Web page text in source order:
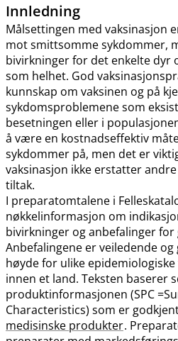
Innledning
Målsettingen med vaksinasjon
mot smittsomme sykdommer,
bivirkninger for det enkelte dyr
som helhet. God
kunnskap om vaksinen og på
sykdomsproblemene som
besetningen eller i
å være en kostnadseffektiv
sykdommer på, men det er
vaksinasjon ikke erstatter
tiltak.
I preparatomtalene i
nøkkelinformasjon om
bivirkninger og anbefalinger
Anbefalingene er veiledende
høyde for ulike
innen et land. Teksten baserer
produktinformasjonen (SPC
Characteristics) som er
medisinske produkter.